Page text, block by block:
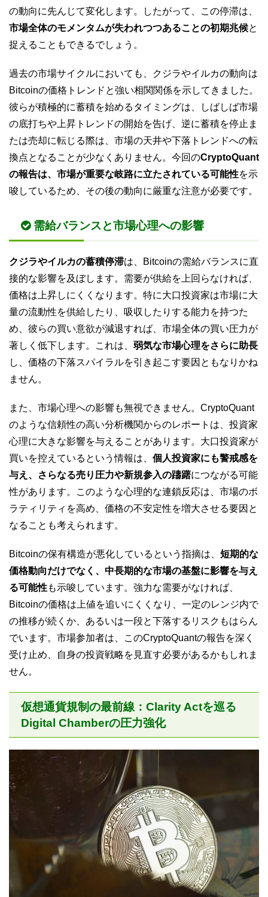
の動向に先んじて変化します。したがって、この停滞は、
市場全体のモメンタムが失われつつあることの初期兆候と
捉えることもできるでしょう。
過去の市場サイクルにおいても、クジラやイルカの動向は
Bitcoinの価格トレンドと強い相関関係を示してきました。
彼らが積極的に蓄積を始めるタイミングは、しばしば市場
の底打ちや上昇トレンドの開始を告げ、逆に蓄積を停止ま
たは売却に転じる際は、市場の天井や下落トレンドへの転
換点となることが少なくありません。今回のCryptoQuant
の報告は、市場が重要な岐路に立たされている可能性を示
唆しているため、その後の動向に厳重な注意が必要です。
需給バランスと市場心理への影響
クジラやイルカの蓄積停滞は、Bitcoinの需給バランスに直
接的な影響を及ぼします。需要が供給を上回らなければ、
価格は上昇しにくくなります。特に大口投資家は市場に大
量の流動性を供給したり、吸収したりする能力を持つた
め、彼らの買い意欲が減退すれば、市場全体の買い圧力が
著しく低下します。これは、 弱気な市場心理をさらに助長
し、価格の下落スパイラルを引き起こす要因ともなりかね
ません。
また、市場心理への影響も無視できません。CryptoQuant
のような信頼性の高い分析機関からのレポートは、投資家
心理に大きな影響を与えることがあります。大口投資家が
買いを控えているという情報は、 個人投資家にも警戒感を
与え、さらなる売り圧力や新規参入の躊躇につながる可能
性があります。このような心理的な連鎖反応は、市場のボ
ラティリティを高め、価格の不安定性を増大させる要因と
なることも考えられます。
Bitcoinの保有構造が悪化しているという指摘は、 短期的な
価格動向だけでなく、中長期的な市場の基盤に影響を与え
る可能性も示唆しています。強力な需要がなければ、
Bitcoinの価格は上値を追いにくくなり、一定のレンジ内で
の推移が続くか、あるいは一段と下落するリスクもはらん
でいます。市場参加者は、このCryptoQuantの報告を深く
受け止め、自身の投資戦略を見直す必要があるかもしれま
せん。
仮想通貨規制の最前線：Clarity Actを巡る
Digital Chamberの圧力強化